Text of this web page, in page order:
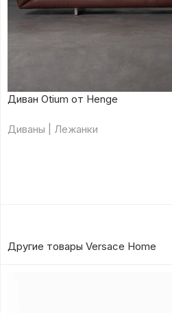
Диван Otium от Henge
Диваны | Лежанки
Другие товары Versace Home